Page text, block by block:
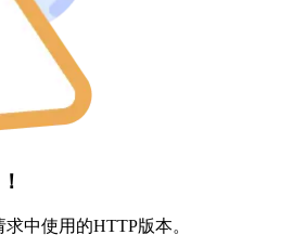
中使用的HTTP版本。